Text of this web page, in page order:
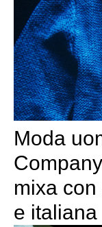
Moda
mixa
e italiana